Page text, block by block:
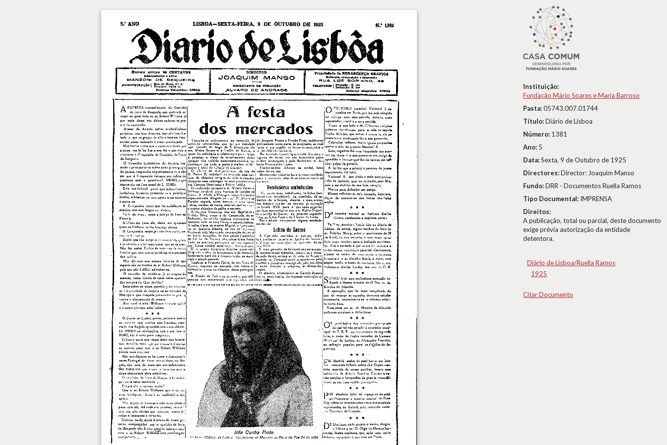
Instituição:
Fundação Mário Soares e Maria Barroso
Pasta:05743.007.01744
Título:Diário de Lisboa
Número: 1381
Ano: 5
Data:Sexta, 9 de Outubro de 1925
Directores:Director: Joaquim Manso
Fundo:DRR - Documentos Ruella Ramos
Tipo Documental: IMPRENSA
Direitos:
A publicação, total ou parcial, deste documento
exige prévia autorização da entidade
detentora.
Diário de Lisboa/Ruella Ramos
1925
Citar Documento